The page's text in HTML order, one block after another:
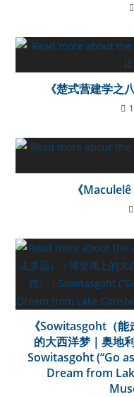
《楚式营建学之
《
《Sowitasgoht（
的大西洋梦｜奥地
Sowitasgoht (“Go
Dream from